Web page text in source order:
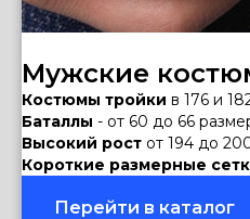
Мужские
Костюмы тройки в 176 и
Баталлы - от 60 до 66
Высокий рост от 194 до
Короткие размерные
Перейти в каталог